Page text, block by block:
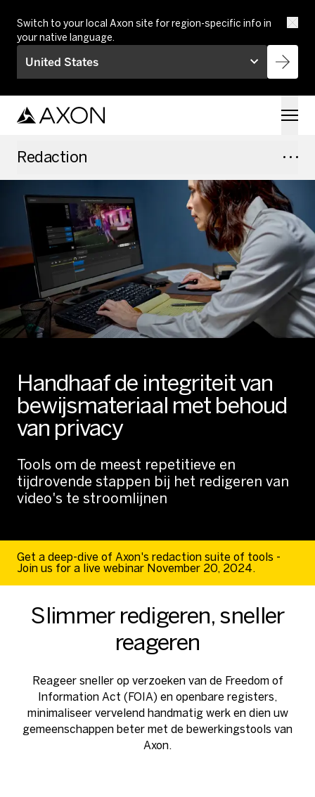
Switch to your local Axon site for region-specific info in
your native language.
United States
Redaction
Handhaaf de integriteit van
bewijsmateriaal met behoud
van privacy
Tools om de meest repetitieve en
tijdrovende stappen bij het redigeren van
video's te stroomlijnen
Get a deep-dive of Axon's redaction suite of tools -
Join us for a live webinar November 20, 2024.
Slimmer redigeren, sneller
reageren
Reageer sneller op verzoeken van de Freedom of
Information Act (FOIA) en openbare registers,
minimaliseer vervelend handmatig werk en dien uw
gemeenschappen beter met de bewerkingstools van
Axon.